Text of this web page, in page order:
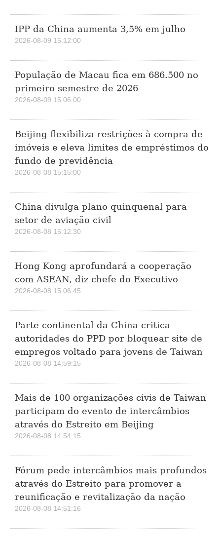
IPP da China aumenta 3,5% em julho
2026-08-09 15:12:00
População de Macau fica em 686.500 no
primeiro semestre de 2026
2026-08-09 15:06:00
Beijing flexibiliza restrições à compra de
imóveis e eleva limites de empréstimos do
fundo de previdência
2026-08-08 15:15:00
China divulga plano quinquenal para
setor de aviação civil
2026-08-08 15:12:30
Hong Kong aprofundará a cooperação
com ASEAN, diz chefe do Executivo
2026-08-08 15:06:45
Parte continental da China critica
autoridades do PPD por bloquear site de
empregos voltado para jovens de Taiwan
2026-08-08 14:59:15
Mais de 100 organizações civis de Taiwan
participam do evento de intercâmbios
através do Estreito em Beijing
2026-08-08 14:54:15
Fórum pede intercâmbios mais profundos
através do Estreito para promover a
reunificação e revitalização da nação
2026-08-08 14:51:16